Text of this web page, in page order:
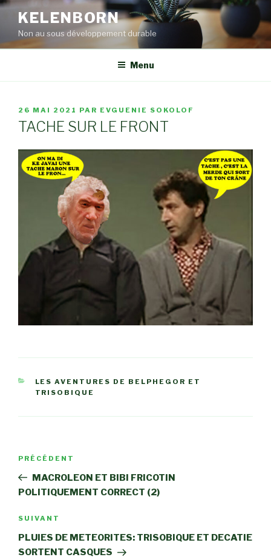
Aller
contenu
principal
KELENBORN
Non au sous développement durable
Menu
PUBLIÉ
LE
26 MAI 2021 PAR EVGUENIE SOKOLOF
TACHE SUR LE FRONT
CATÉGORIES
LES AVENTURES DE BELPHEGOR ET
TRISOBIQUE
Navigation
l’article
Article
précédent
PRÉCÉDENT
MACROLEON ET BIBI FRICOTIN
POLITIQUEMENT CORRECT (2)
Article
suivant
SUIVANT
PLUIES DE METEORITES: TRISOBIQUE ET DECATIE
SORTENT CASQUES